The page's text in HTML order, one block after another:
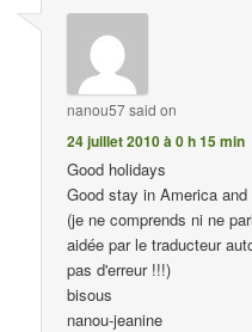
nanou57said on
24 juillet 2010 à 0 h 15 min
Good holidays
Good stay in America
(je ne comprends ni ne
aidée par le traducteur
pas d'erreur !!!)
bisous
nanou-jeanine